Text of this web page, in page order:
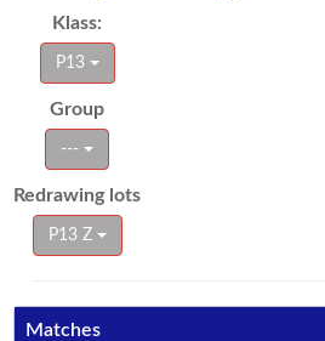
Klass:
P13
Group
---
Redrawing lots
P13 Z
Matches